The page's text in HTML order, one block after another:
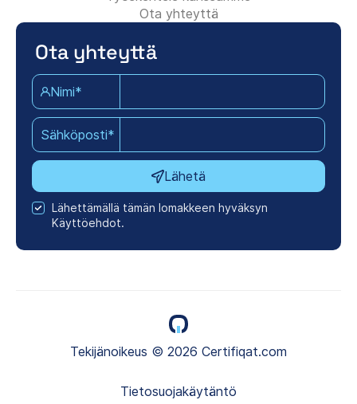
Ota yhteyttä
Ota yhteyttä
Nimi*
Sähköposti*
Lähetä
Lähettämällä tämän lomakkeen hyväksyn
Käyttöehdot.
Tekijänoikeus © 2026 Certifiqat.com
Tietosuojakäytäntö